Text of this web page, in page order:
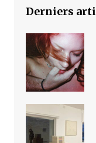
Derniers